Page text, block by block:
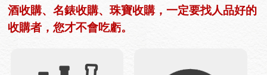
酒收購、名錶收購、珠寶收購，一定要找人品好的
收購者，您才不會吃虧。